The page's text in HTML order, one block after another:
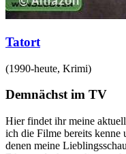
Tatort
(1990-heute, Krimi)
Demnächst im TV
Hier findet ihr meine
ich die Filme bereits kenne
denen meine